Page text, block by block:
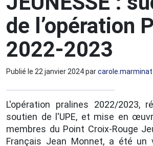
de l’opération
2022-2023
Publié le 22 janvier 2024parcarole.marminat
L'opération pralines 2022/2023,
soutien de l'UPE, et mise en
membres du Point Croix-Rouge
Français Jean Monnet, a été un